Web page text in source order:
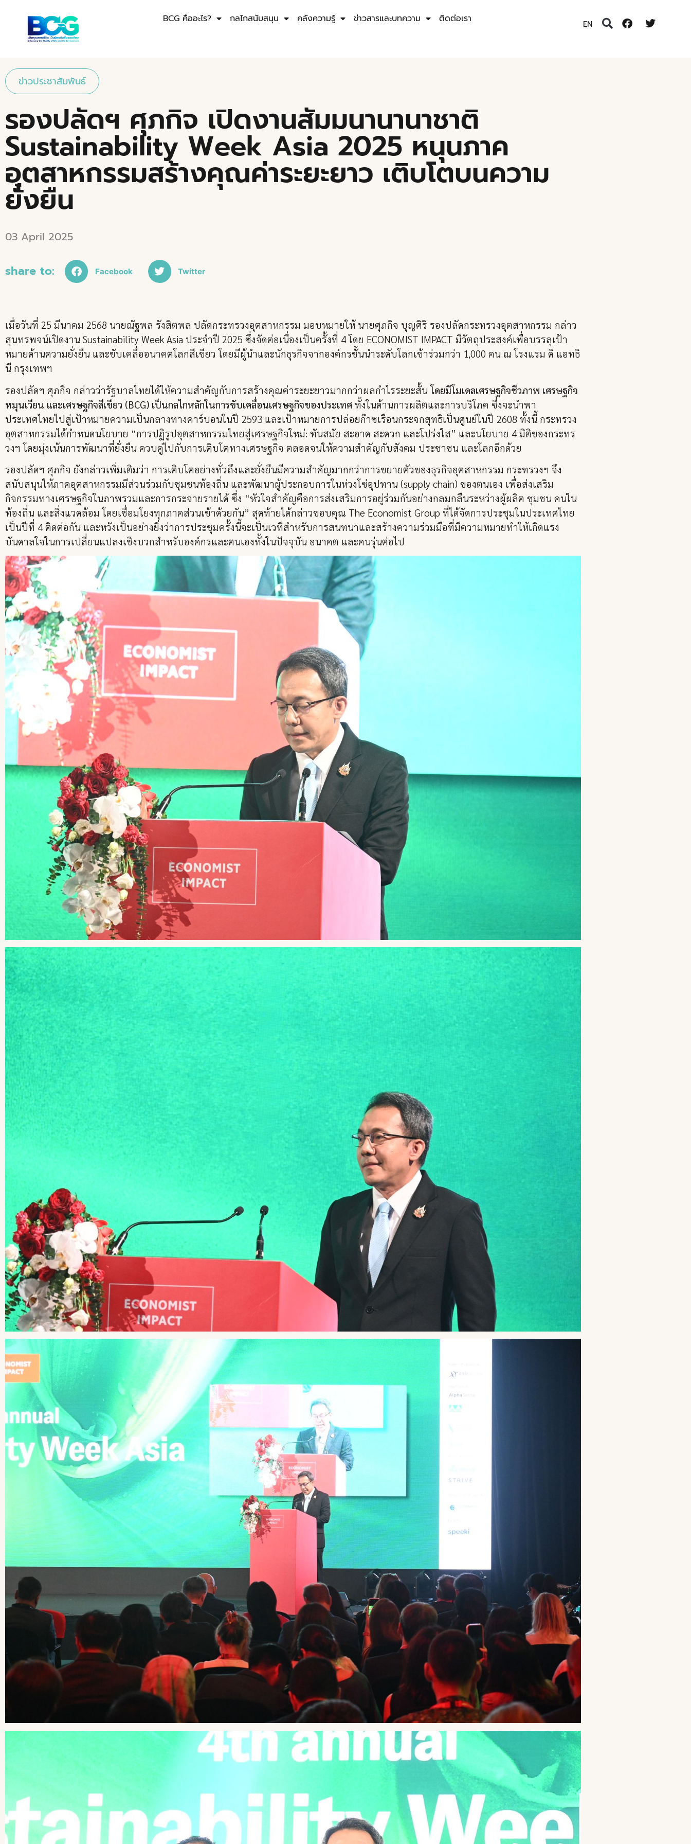
BCG คืออะไร? กลไกสนับสนุน คลังความรู้ ข่าวสารและบทความ ติดต่อเรา EN
ข่าวประชาสัมพันธ์
รองปลัดฯ ศุภกิจ เปิดงานสัมมนานานาชาติ
Sustainability Week Asia 2025 หนุนภาค
อุตสาหกรรมสร้างคุณค่าระยะยาว เติบโตบนความ
ยั่งยืน
03 April 2025
share to: Facebook Twitter
เมื่อวันที่ 25 มีนาคม 2568 นายณัฐพล รังสิตพล ปลัดกระทรวงอุตสาหกรรม มอบหมายให้ นายศุภกิจ บุญศิริ รองปลัดกระทรวงอุตสาหกรรม กล่าว
สุนทรพจน์เปิดงาน Sustainability Week Asia ประจำปี 2025 ซึ่งจัดต่อเนื่องเป็นครั้งที่ 4 โดย ECONOMIST IMPACT มีวัตถุประสงค์เพื่อบรรลุเป้า
หมายด้านความยั่งยืน และขับเคลื่ออนาคตโลกสีเขียว โดยมีผู้นำและนักธุรกิจจากองค์กรชั้นนำระดับโลกเข้าร่วมกว่า 1,000 คน ณ โรงแรม ดิ แอทธิ
นี กรุงเทพฯ
รองปลัดฯ ศุภกิจ กล่าวว่ารัฐบาลไทยได้ให้ความสำคัญกับการสร้างคุณค่าระยะยาวมากกว่าผลกำไรระยะสั้นโดยมีโมเดลเศรษฐกิจชีวภาพ เศรษฐกิจ
หมุนเวียน และเศรษฐกิจสีเขียว (BCG) เป็นกลไกหลักในการขับเคลื่อนเศรษฐกิจของประเทศ ทั้งในด้านการผลิตและการบริโภค ซึ่งจะนำพา
ประเทศไทยไปสู่เป้าหมายความเป็นกลางทางคาร์บอนในปี 2593 และเป้าหมายการปล่อยก๊าซเรือนกระจกสุทธิเป็นศูนย์ในปี 2608 ทั้งนี้ กระทรวง
อุตสาหกรรมได้กำหนดนโยบาย “การปฏิรูปอุตสาหกรรมไทยสู่เศรษฐกิจใหม่: ทันสมัย สะอาด สะดวก และโปร่งใส” และนโยบาย 4 มิติของกระทร
วงฯ โดยมุ่งเน้นการพัฒนาที่ยั่งยืน ควบคู่ไปกับการเติบโตทางเศรษฐกิจ ตลอดจนให้ความสำคัญกับสังคม ประชาชน และโลกอีกด้วย
รองปลัดฯ ศุภกิจ ยังกล่าวเพิ่มเติมว่า การเติบโตอย่างทั่วถึงและยั่งยืนมีความสำคัญมากกว่าการขยายตัวของธุรกิจอุตสาหกรรม กระทรวงฯ จึง
สนับสนุนให้ภาคอุตสาหกรรมมีส่วนร่วมกับชุมชนท้องถิ่น และพัฒนาผู้ประกอบการในห่วงโซ่อุปทาน (supply chain) ของตนเอง เพื่อส่งเสริม
กิจกรรมทางเศรษฐกิจในภาพรวมและการกระจายรายได้ ซึ่ง “หัวใจสำคัญคือการส่งเสริมการอยู่ร่วมกันอย่างกลมกลืนระหว่างผู้ผลิต ชุมชน คนใน
ท้องถิ่น และสิ่งแวดล้อม โดยเชื่อมโยงทุกภาคส่วนเข้าด้วยกัน” สุดท้ายได้กล่าวขอบคุณ The Economist Group ที่ได้จัดการประชุมในประเทศไทย
เป็นปีที่ 4 ติดต่อกัน และหวังเป็นอย่างยิ่งว่าการประชุมครั้งนี้จะเป็นเวทีสำหรับการสนทนาและสร้างความร่วมมือที่มีความหมายทำให้เกิดแรง
บันดาลใจในการเปลี่ยนแปลงเชิงบวกสำหรับองค์กรและตนเองทั้งในปัจจุบัน อนาคต และคนรุ่นต่อไป